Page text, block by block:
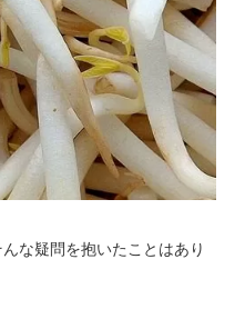
な疑問を抱いたことはあり